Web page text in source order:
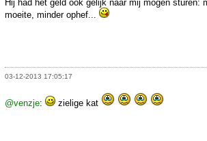
Hij had het geld ook gelijk naar mij mogen sturen:
moeite, minder ophef...
03-12-2013 17:05:17
@venzje: zielige kat